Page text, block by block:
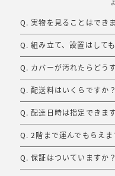
Q. 実物を見ることはでき
Q. 組み立て、設置はして
Q. カバーが汚れたらどう
Q. 配送料はいくらですか？
Q. 配達日時は指定できま
Q. 2階まで運んでもらえま
Q. 保証はついていますか？